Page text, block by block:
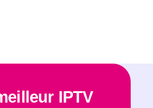
IPTV